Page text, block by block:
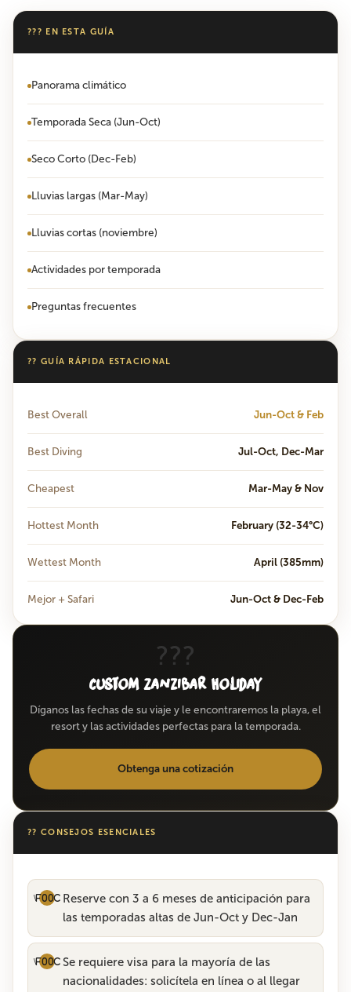
??? EN ESTA GUÍA
Panorama climático
Temporada Seca (Jun-Oct)
Seco Corto (Dec-Feb)
Lluvias largas (Mar-May)
Lluvias cortas (noviembre)
Actividades por temporada
Preguntas frecuentes
?? GUÍA RÁPIDA ESTACIONAL
Best Overall Jun-Oct & Feb
Best Diving Jul-Oct, Dec-Mar
Cheapest Mar-May & Nov
Hottest Month February (32-34°C)
Wettest Month April (385mm)
Mejor + Safari Jun-Oct & Dec-Feb
???
Custom Zanzibar Holiday
Díganos las fechas de su viaje y le encontraremos la playa, el
resort y las actividades perfectas para la temporada.
Obtenga una cotización
?? CONSEJOS ESENCIALES
Reserve con 3 a 6 meses de anticipación para
las temporadas altas de Jun-Oct y Dec-Jan
Se requiere visa para la mayoría de las
nacionalidades: solicítela en línea o al llegar